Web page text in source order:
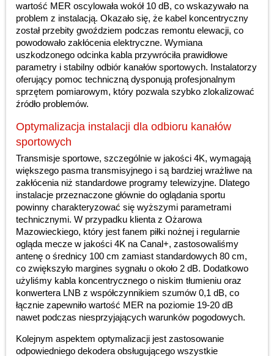
wartość MER oscylowała wokół 10 dB, co wskazywało na
problem z instalacją. Okazało się, że kabel koncentryczny
został przebity gwoździem podczas remontu elewacji, co
powodowało zakłócenia elektryczne. Wymiana
uszkodzonego odcinka kabla przywróciła prawidłowe
parametry i stabilny odbiór kanałów sportowych. Instalatorzy
oferujący pomoc techniczną dysponują profesjonalnym
sprzętem pomiarowym, który pozwala szybko zlokalizować
źródło problemów.
Optymalizacja instalacji dla odbioru kanałów
sportowych
Transmisje sportowe, szczególnie w jakości 4K, wymagają
większego pasma transmisyjnego i są bardziej wrażliwe na
zakłócenia niż standardowe programy telewizyjne. Dlatego
instalacje przeznaczone głównie do oglądania sportu
powinny charakteryzować się wyższymi parametrami
technicznymi. W przypadku klienta z Ożarowa
Mazowieckiego, który jest fanem piłki nożnej i regularnie
ogląda mecze w jakości 4K na Canal+, zastosowaliśmy
antenę o średnicy 100 cm zamiast standardowych 80 cm,
co zwiększyło margines sygnału o około 2 dB. Dodatkowo
użyliśmy kabla koncentrycznego o niskim tłumieniu oraz
konwertera LNB z współczynnikiem szumów 0,1 dB, co
łącznie zapewniło wartość MER na poziomie 19-20 dB
nawet podczas niesprzyjających warunków pogodowych.
Kolejnym aspektem optymalizacji jest zastosowanie
odpowiedniego dekodera obsługującego wszystkie